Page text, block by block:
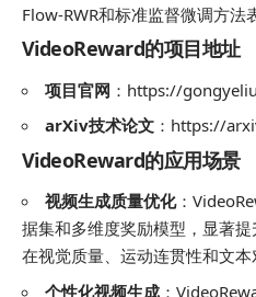
Flow-RWR和标准监督微调方法
VideoReward的项目地址
项目官网 ： https://
arXiv技术论文 ： https://
VideoReward的应用场景
视频生成质量优化：
据集和多维度奖励模型，显著
在视觉质量、运动连贯性和文本
个性化视频生成 ：